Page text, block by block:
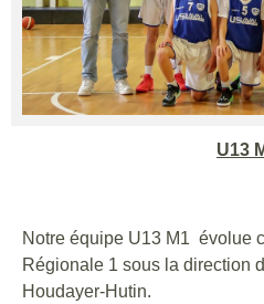
U13
Notre équipe U13 M1 évolue
Régionale 1 sous la direction
Houdayer-Hutin.